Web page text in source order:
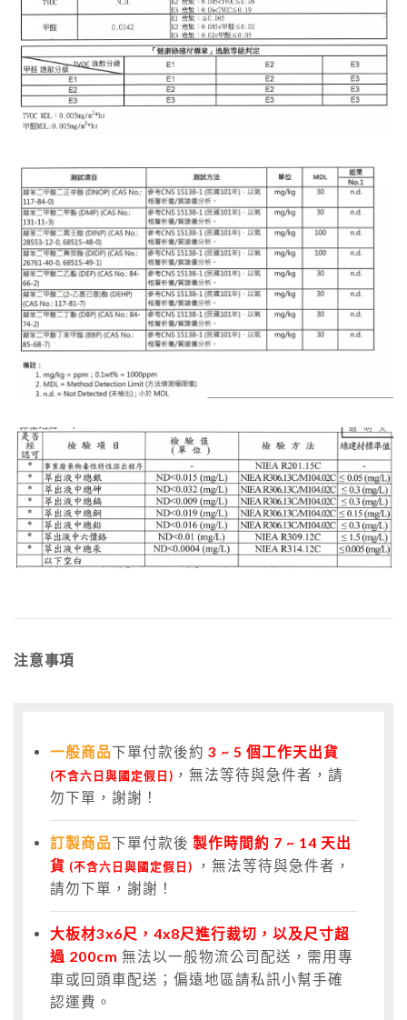
注意事項
一般商品下單付款後約 3 ~ 5 個工作天出貨
(不含六日與國定假日) ，無法等待與急件者，請
勿下單，謝謝！
訂製商品下單付款後 製作時間約 7 ~ 14 天出
貨 (不含六日與國定假日)
，無法等待與急件者，
請勿下單，謝謝！
大板材3x6尺，4x8尺進行裁切，以及尺寸超
過 200cm 無法以一般物流公司配送，需用專
車或回頭車配送；偏遠地區請私訊小幫手確
認運費。